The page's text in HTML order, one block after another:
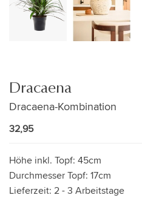
Dracaena
Dracaena-Kombination
32,95
Höhe inkl. Topf: 45cm
Durchmesser Topf: 17cm
Lieferzeit: 2 - 3 Arbeitstage